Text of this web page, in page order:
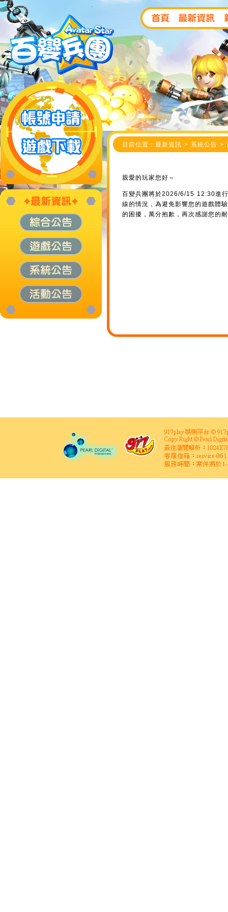
目前位置：最新資訊 > 系統公告
親愛的玩家您好～
百變兵團將於2026/6/15 12:30進
線的情況，為避免影響您的遊戲體
的困擾，萬分抱歉，再次感謝您的